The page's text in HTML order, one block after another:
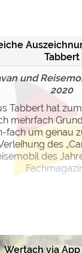
Tabbert
und
2020
Tabbert hat
mehrfach
fach um genau
des
des
Wertach via
können